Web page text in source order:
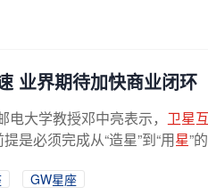
业界期待加快商业闭环
大学教授邓中亮表示， 卫星
是必须完成从“造星”到“用星”
GW星座